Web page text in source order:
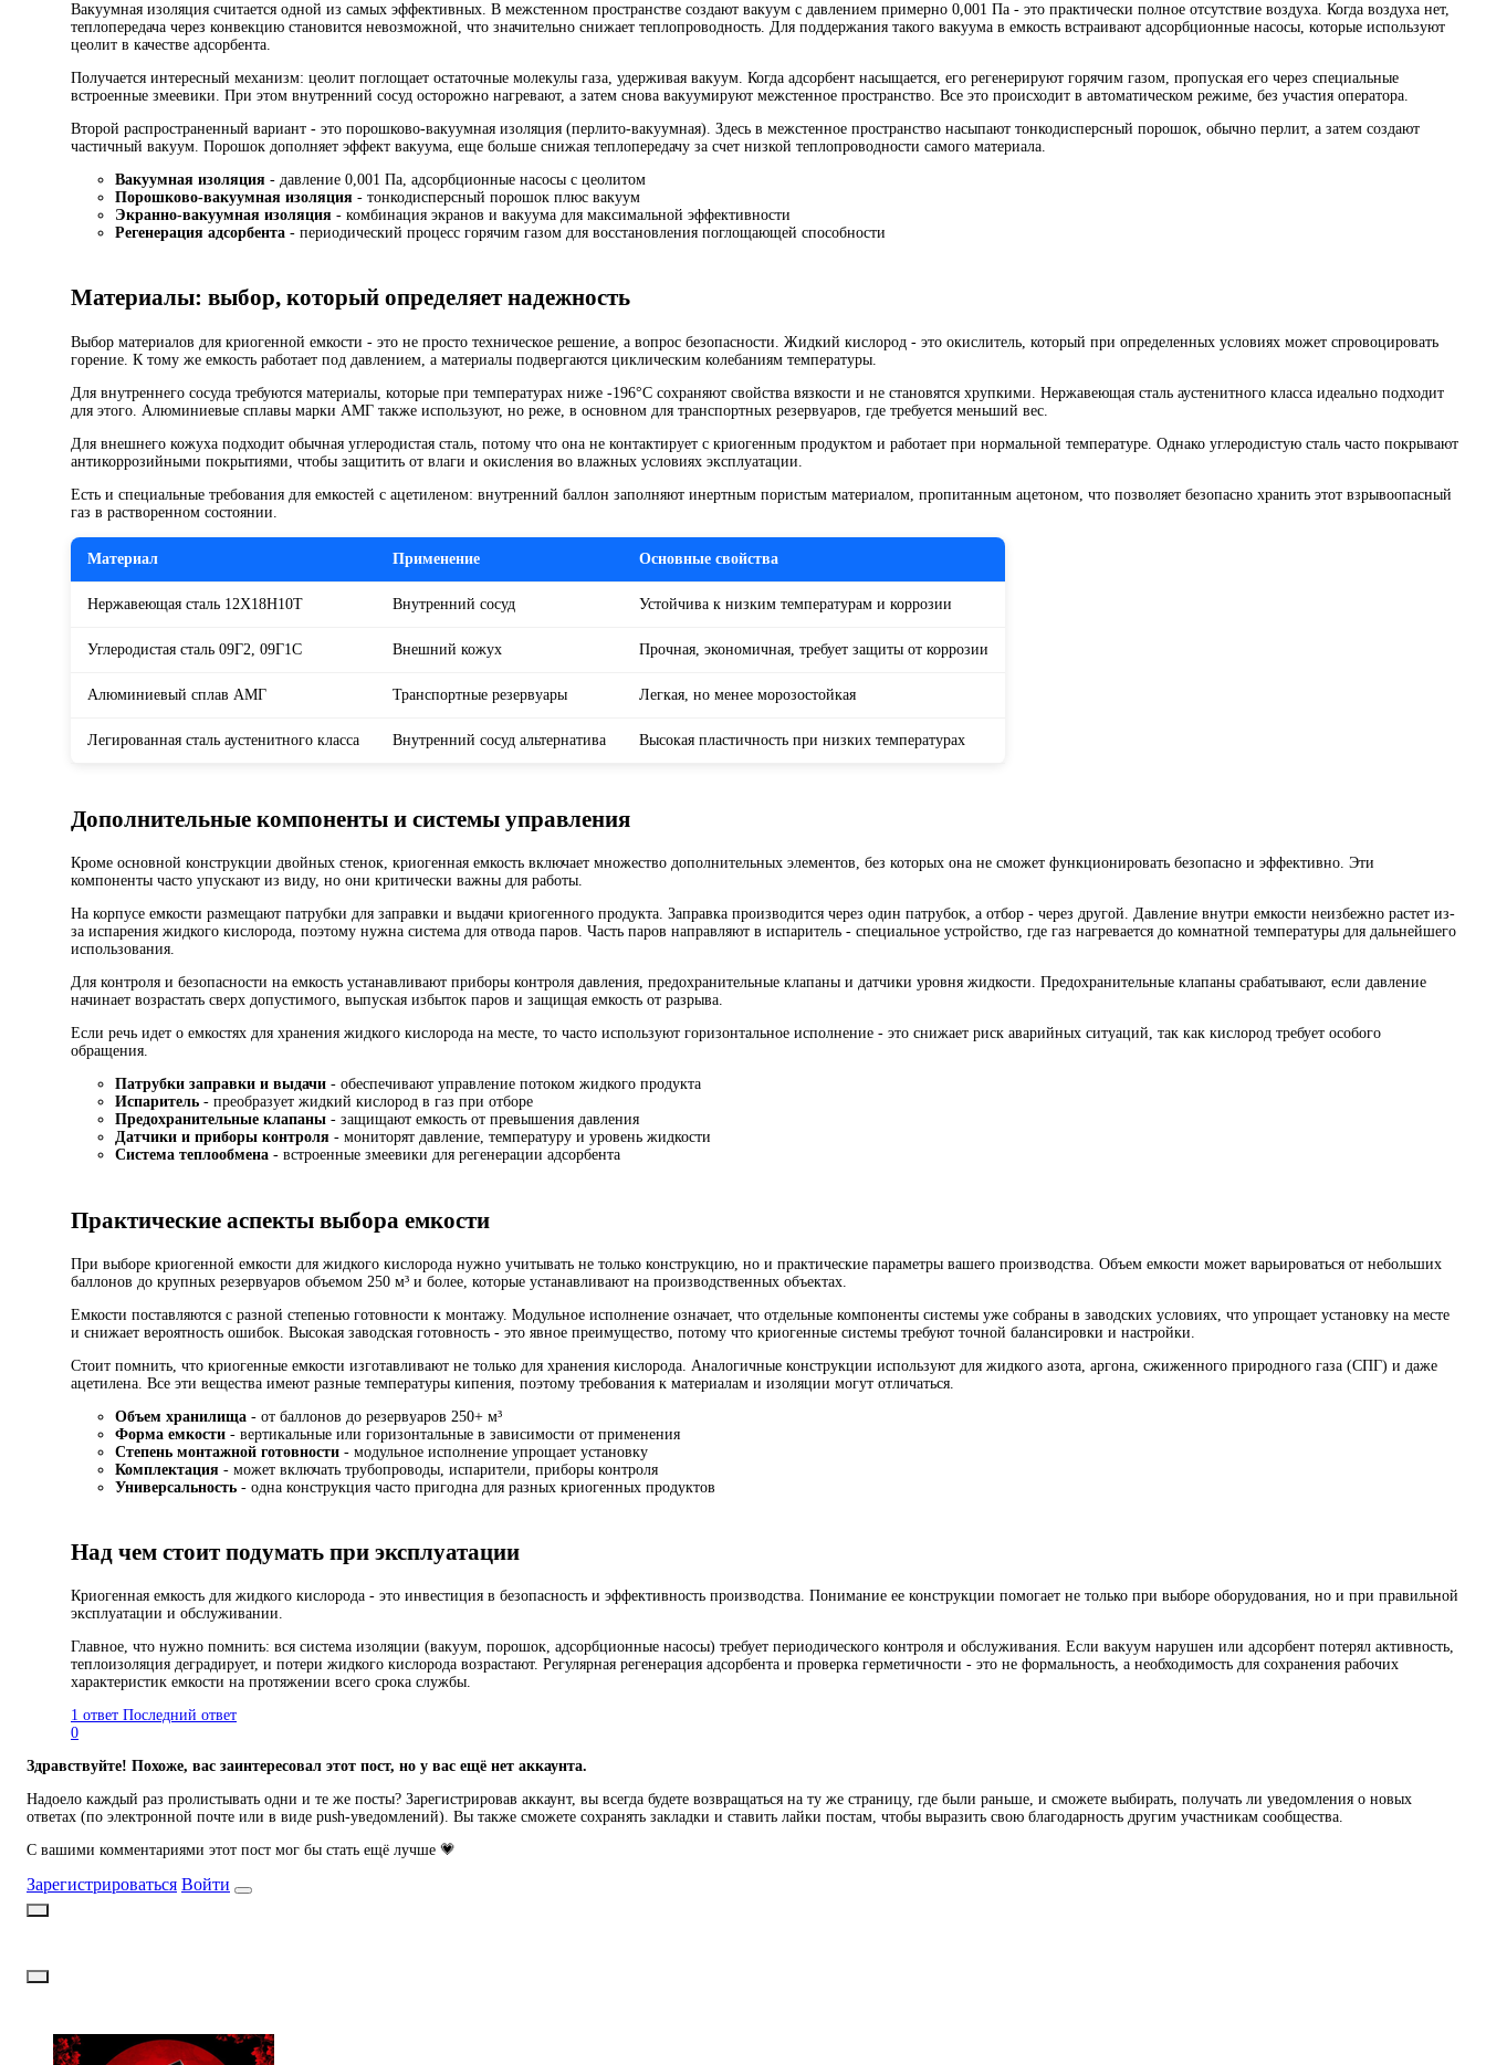
Вакуумная изоляция считается одной из самых эффективных. В межстенном пространстве создают вакуум с давлением примерно 0,001 Па - это практически полное отсутствие воздуха. Когда воздуха нет,
теплопередача через конвекцию становится невозможной, что значительно снижает теплопроводность. Для поддержания такого вакуума в емкость встраивают адсорбционные насосы, которые используют
цеолит в качестве адсорбента.
Получается интересный механизм: цеолит поглощает остаточные молекулы газа, удерживая вакуум. Когда адсорбент насыщается, его регенерируют горячим газом, пропуская его через специальные
встроенные змеевики. При этом внутренний сосуд осторожно нагревают, а затем снова вакуумируют межстенное пространство. Все это происходит в автоматическом режиме, без участия оператора.
Второй распространенный вариант - это порошково-вакуумная изоляция (перлито-вакуумная). Здесь в межстенное пространство насыпают тонкодисперсный порошок, обычно перлит, а затем создают
частичный вакуум. Порошок дополняет эффект вакуума, еще больше снижая теплопередачу за счет низкой теплопроводности самого материала.
Вакуумная изоляция - давление 0,001 Па, адсорбционные насосы с цеолитом
Порошково-вакуумная изоляция - тонкодисперсный порошок плюс вакуум
Экранно-вакуумная изоляция - комбинация экранов и вакуума для максимальной эффективности
Регенерация адсорбента - периодический процесс горячим газом для восстановления поглощающей способности
Материалы: выбор, который определяет надежность
Выбор материалов для криогенной емкости - это не просто техническое решение, а вопрос безопасности. Жидкий кислород - это окислитель, который при определенных условиях может спровоцировать
горение. К тому же емкость работает под давлением, а материалы подвергаются циклическим колебаниям температуры.
Для внутреннего сосуда требуются материалы, которые при температурах ниже -196°C сохраняют свойства вязкости и не становятся хрупкими. Нержавеющая сталь аустенитного класса идеально подходит
для этого. Алюминиевые сплавы марки АМГ также используют, но реже, в основном для транспортных резервуаров, где требуется меньший вес.
Для внешнего кожуха подходит обычная углеродистая сталь, потому что она не контактирует с криогенным продуктом и работает при нормальной температуре. Однако углеродистую сталь часто покрывают
антикоррозийными покрытиями, чтобы защитить от влаги и окисления во влажных условиях эксплуатации.
Есть и специальные требования для емкостей с ацетиленом: внутренний баллон заполняют инертным пористым материалом, пропитанным ацетоном, что позволяет безопасно хранить этот взрывоопасный
газ в растворенном состоянии.
Материал Применение Основные свойства
Нержавеющая сталь 12Х18Н10Т Внутренний сосуд Устойчива к низким температурам и коррозии
Углеродистая сталь 09Г2, 09Г1С Внешний кожух Прочная, экономичная, требует защиты от коррозии
Алюминиевый сплав АМГ Транспортные резервуары Легкая, но менее морозостойкая
Легированная сталь аустенитного класса Внутренний сосуд альтернатива Высокая пластичность при низких температурах
Дополнительные компоненты и системы управления
Кроме основной конструкции двойных стенок, криогенная емкость включает множество дополнительных элементов, без которых она не сможет функционировать безопасно и эффективно. Эти
компоненты часто упускают из виду, но они критически важны для работы.
На корпусе емкости размещают патрубки для заправки и выдачи криогенного продукта. Заправка производится через один патрубок, а отбор - через другой. Давление внутри емкости неизбежно растет из-
за испарения жидкого кислорода, поэтому нужна система для отвода паров. Часть паров направляют в испаритель - специальное устройство, где газ нагревается до комнатной температуры для дальнейшего
использования.
Для контроля и безопасности на емкость устанавливают приборы контроля давления, предохранительные клапаны и датчики уровня жидкости. Предохранительные клапаны срабатывают, если давление
начинает возрастать сверх допустимого, выпуская избыток паров и защищая емкость от разрыва.
Если речь идет о емкостях для хранения жидкого кислорода на месте, то часто используют горизонтальное исполнение - это снижает риск аварийных ситуаций, так как кислород требует особого
обращения.
Патрубки заправки и выдачи - обеспечивают управление потоком жидкого продукта
Испаритель - преобразует жидкий кислород в газ при отборе
Предохранительные клапаны - защищают емкость от превышения давления
Датчики и приборы контроля - мониторят давление, температуру и уровень жидкости
Система теплообмена - встроенные змеевики для регенерации адсорбента
Практические аспекты выбора емкости
При выборе криогенной емкости для жидкого кислорода нужно учитывать не только конструкцию, но и практические параметры вашего производства. Объем емкости может варьироваться от небольших
баллонов до крупных резервуаров объемом 250 м³ и более, которые устанавливают на производственных объектах.
Емкости поставляются с разной степенью готовности к монтажу. Модульное исполнение означает, что отдельные компоненты системы уже собраны в заводских условиях, что упрощает установку на месте
и снижает вероятность ошибок. Высокая заводская готовность - это явное преимущество, потому что криогенные системы требуют точной балансировки и настройки.
Стоит помнить, что криогенные емкости изготавливают не только для хранения кислорода. Аналогичные конструкции используют для жидкого азота, аргона, сжиженного природного газа (СПГ) и даже
ацетилена. Все эти вещества имеют разные температуры кипения, поэтому требования к материалам и изоляции могут отличаться.
Объем хранилища - от баллонов до резервуаров 250+ м³
Форма емкости - вертикальные или горизонтальные в зависимости от применения
Степень монтажной готовности - модульное исполнение упрощает установку
Комплектация - может включать трубопроводы, испарители, приборы контроля
Универсальность - одна конструкция часто пригодна для разных криогенных продуктов
Над чем стоит подумать при эксплуатации
Криогенная емкость для жидкого кислорода - это инвестиция в безопасность и эффективность производства. Понимание ее конструкции помогает не только при выборе оборудования, но и при правильной
эксплуатации и обслуживании.
Главное, что нужно помнить: вся система изоляции (вакуум, порошок, адсорбционные насосы) требует периодического контроля и обслуживания. Если вакуум нарушен или адсорбент потерял активность,
теплоизоляция деградирует, и потери жидкого кислорода возрастают. Регулярная регенерация адсорбента и проверка герметичности - это не формальность, а необходимость для сохранения рабочих
характеристик емкости на протяжении всего срока службы.
1 ответ Последний ответ
0
Здравствуйте! Похоже, вас заинтересовал этот пост, но у вас ещё нет аккаунта.
Надоело каждый раз пролистывать одни и те же посты? Зарегистрировав аккаунт, вы всегда будете возвращаться на ту же страницу, где были раньше, и сможете выбирать, получать ли уведомления о новых
ответах (по электронной почте или в виде push-уведомлений). Вы также сможете сохранять закладки и ставить лайки постам, чтобы выразить свою благодарность другим участникам сообщества.
С вашими комментариями этот пост мог бы стать ещё лучше 💗
Зарегистрироваться Войти